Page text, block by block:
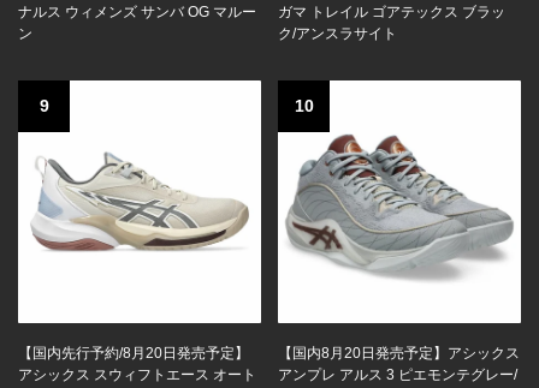
ナルス ウィメンズ サンバ OG マルー
ン
ガマ トレイル ゴアテックス ブラッ
ク/アンスラサイト
9
【国内先行予約/8月20日発売予定】
アシックス スウィフトエース オート
10
【国内8月20日発売予定】アシックス
アンプレ アルス 3 ピエモンテグレー/